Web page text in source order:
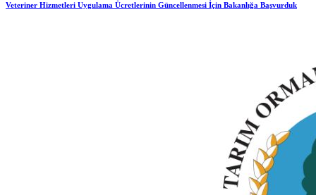
Veteriner Hizmetleri Uygulama Ücretlerinin Güncellenmesi İçin Bakanlığa Başvurduk